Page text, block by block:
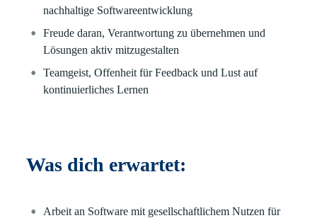
nachhaltige Softwareentwicklung
Freude daran, Verantwortung zu übernehmen und
Lösungen aktiv mitzugestalten
Teamgeist, Offenheit für Feedback und Lust auf
kontinuierliches Lernen
Was dich erwartet:
Arbeit an Software mit gesellschaftlichem Nutzen für